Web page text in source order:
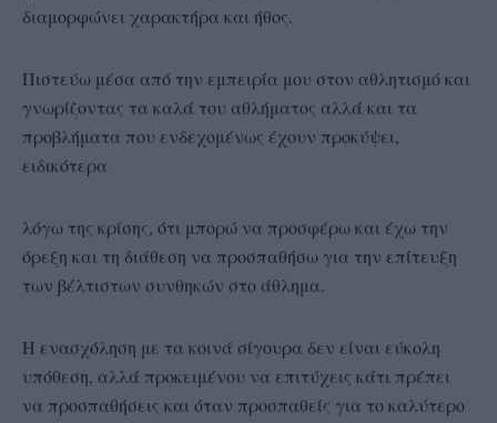
διαμορφώνει χαρακτήρα και ήθος.
Πιστεύω μέσα από την εμπειρία μου στον αθλητισμό και
γνωρίζοντας τα καλά του αθλήματος αλλά και τα
προβλήματα που ενδεχομένως έχουν προκύψει,
ειδικότερα
λόγω της κρίσης, ότι μπορώ να προσφέρω και έχω την
όρεξη και τη διάθεση να προσπαθήσω για την επίτευξη
των βέλτιστων συνθηκών στο άθλημα.
Η ενασχόληση με τα κοινά σίγουρα δεν είναι εύκολη
υπόθεση, αλλά προκειμένου να επιτύχεις κάτι πρέπει
να προσπαθήσεις και όταν προσπαθείς για το καλύτερο